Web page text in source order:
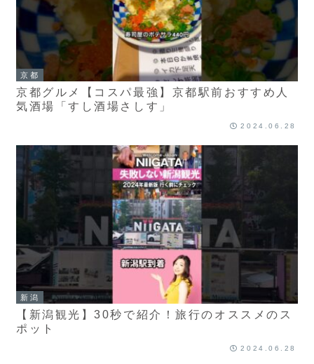
京都
京都グルメ【コスパ最強】京都駅前おすすめ人
気酒場「すし酒場さしす」
2024.06.28
新潟
【新潟観光】30秒で紹介！旅行のオススメのス
ポット
2024.06.28